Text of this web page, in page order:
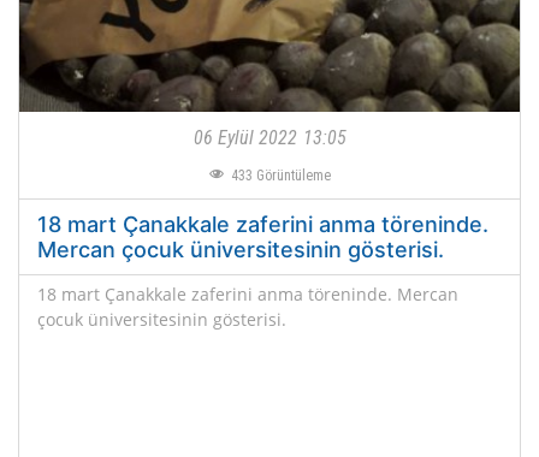
06 Eylül 2022 13:05
433 Görüntüleme
18 mart Çanakkale zaferini anma töreninde.
Mercan çocuk üniversitesinin gösterisi.
18 mart Çanakkale zaferini anma töreninde. Mercan
çocuk üniversitesinin gösterisi.